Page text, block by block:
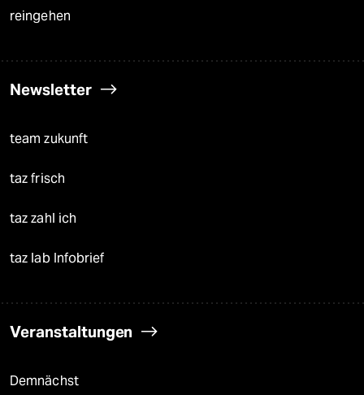
reingehen
Newsletter
team zukunft
taz frisch
taz zahl ich
taz lab Infobrief
Veranstaltungen
Demnächst